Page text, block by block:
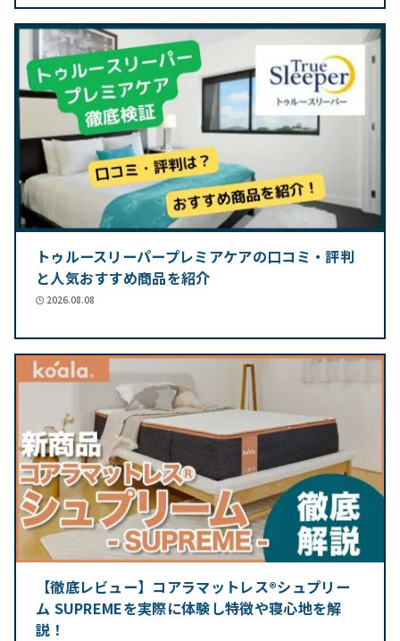
トゥルースリーパープレミアケアの口コミ・評判
と人気おすすめ商品を紹介
2026.08.08
【徹底レビュー】コアラマットレス®シュプリー
ム SUPREMEを実際に体験し特徴や寝心地を解
説！